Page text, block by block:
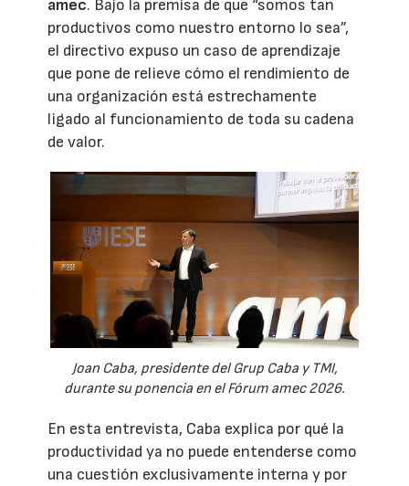
amec. Bajo la premisa de que “somos tan
productivos como nuestro entorno lo sea”,
el directivo expuso un caso de aprendizaje
que pone de relieve cómo el rendimiento de
una organización está estrechamente
ligado al funcionamiento de toda su cadena
de valor.
Joan Caba, presidente del Grup Caba y TMI,
durante su ponencia en el Fórum amec 2026.
En esta entrevista, Caba explica por qué la
productividad ya no puede entenderse como
una cuestión exclusivamente interna y por